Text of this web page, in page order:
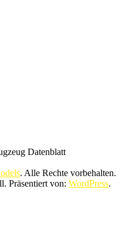
. Alle Rechte vorbehalten.
Präsentiert von: WordPress.